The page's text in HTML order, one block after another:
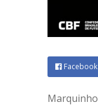
Facebook